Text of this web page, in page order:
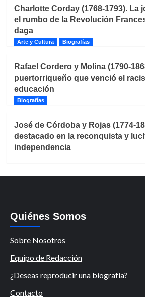
Charlotte Corday (1768-1793). La
el rumbo de la Revolución
daga
Arte y Cultura Biografías
Rafael Cordero y Molina (1790-
puertorriqueño que venció el
educación
Biografías
José de Córdoba y Rojas (1774-
destacado en la reconquista y
independencia
Quiénes Somos
Sobre Nosotros
Equipo de Redacción
¿Deseas reproducir una biografía?
Contacto